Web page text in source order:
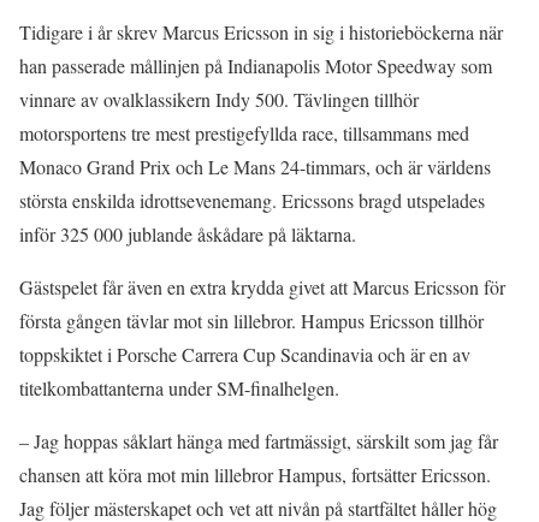
Tidigare i år skrev Marcus Ericsson in sig i historieböckerna när
han passerade mållinjen på Indianapolis Motor Speedway som
vinnare av ovalklassikern Indy 500. Tävlingen tillhör
motorsportens tre mest prestigefyllda race, tillsammans med
Monaco Grand Prix och Le Mans 24-timmars, och är världens
största enskilda idrottsevenemang. Ericssons bragd utspelades
inför 325 000 jublande åskådare på läktarna.
Gästspelet får även en extra krydda givet att Marcus Ericsson för
första gången tävlar mot sin lillebror. Hampus Ericsson tillhör
toppskiktet i Porsche Carrera Cup Scandinavia och är en av
titelkombattanterna under SM-finalhelgen.
– Jag hoppas såklart hänga med fartmässigt, särskilt som jag får
chansen att köra mot min lillebror Hampus, fortsätter Ericsson.
Jag följer mästerskapet och vet att nivån på startfältet håller hög